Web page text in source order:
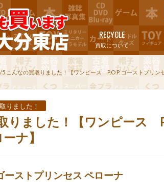
買取について
RECYCLE
5 こんなの買取りました！【ワンピース P.O.P. ゴーストプリン
りました！
りました！【ワンピース
ナ】
ーストプリンセス ペローナ